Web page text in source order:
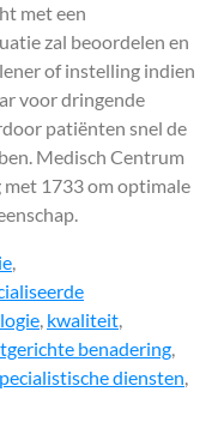
met een
zal beoordelen en
of instelling indien
voor dringende
patiënten snel de
Medisch Centrum
1733 om optimale
,
, kwaliteit,
benadering,
diensten,